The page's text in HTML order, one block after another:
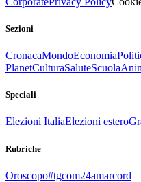
Sezioni
CronacaMondoEconomia
PlanetCulturaSaluteScuola
Speciali
Elezioni ItaliaElezioni estero
Rubriche
Oroscopo#tgcom24amarcord